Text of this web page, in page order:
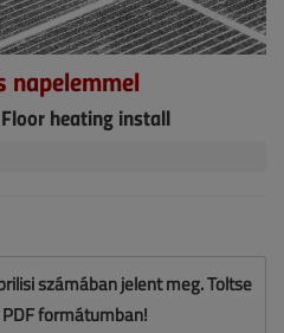
napelemmel
heating install
számában jelent meg. Töltse
formátumban!